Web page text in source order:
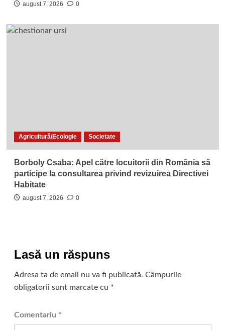
august 7, 2026 0
Agricultură/Ecologie Societate
Borboly Csaba: Apel către locuitorii din România să
participe la consultarea privind revizuirea Directivei
Habitate
august 7, 2026 0
Lasă un răspuns
Adresa ta de email nu va fi publicată. Câmpurile
obligatorii sunt marcate cu *
Comentariu *